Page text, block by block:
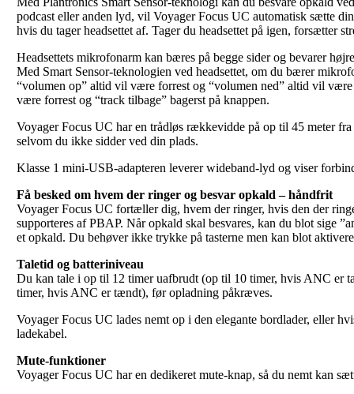
podcast eller anden lyd, vil Voyager Focus UC automatisk sætte
hvis du tager headsettet af. Tager du headsettet på igen, forsætter
Headsettets mikrofonarm kan bæres på begge sider og bevarer
Med Smart Sensor-teknologien ved headsettet, om du bærer
“volumen op” altid vil være forrest og “volumen ned” altid vil
være forrest og “track tilbage” bagerst på knappen.
Voyager Focus UC har en trådløs rækkevidde på op til 45 meter
selvom du ikke sidder ved din plads.
Klasse 1 mini-USB-adapteren leverer wideband-lyd og viser
Få besked om hvem der ringer og besvar opkald – håndfrit
Voyager Focus UC fortæller dig, hvem der ringer, hvis den der
supporteres af PBAP. Når opkald skal besvares, kan du blot sige
et opkald. Du behøver ikke trykke på tasterne men kan blot
Taletid og batteriniveau
Du kan tale i op til 12 timer uafbrudt (op til 10 timer, hvis ANC er
timer, hvis ANC er tændt), før opladning påkræves.
Voyager Focus UC lades nemt op i den elegante bordlader, eller
ladekabel.
Mute-funktioner
Voyager Focus UC har en dedikeret mute-knap, så du nemt kan